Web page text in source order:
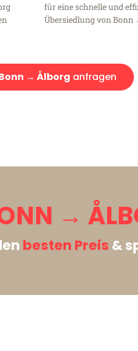
für eine schnelle und
Übersiedlung von Bonn
→ Ålborg anfragen
→
besten Preis &